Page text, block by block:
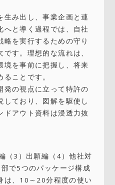
生み出し、事業企画と連
へと導く過程では、自社
を実行するための守り
す。理想的な流れは、
境を事前に把握し、将来
ことです。
発の視点に立って特許の
しており、図解を駆使し
ドアウト資料は浸透力抜
（3）出願編（4）他社対
で5つのパッケージ構成
は、10～20分程度の使い